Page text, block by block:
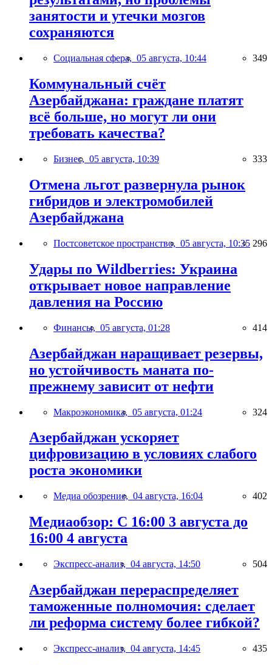
занятости и утечки мозгов
сохраняются
Социальная сфера, 05 августа, 10:44 349
Коммунальный счёт
Азербайджана: граждане платят
всё больше, но могут ли они
требовать качества?
Бизнес, 05 августа, 10:39 333
Отмена льгот развернула рынок
гибридов и электромобилей
Азербайджана
Постсоветское пространство, 05 августа, 10:35 296
Удары по Wildberries: Украина
открывает новое направление
давления на Россию
Финансы, 05 августа, 01:28 414
Азербайджан наращивает резервы,
но устойчивость маната по-
прежнему зависит от нефти
Макроэкономика, 05 августа, 01:24 324
Азербайджан ускоряет
цифровизацию в условиях слабого
роста экономики
Медиа обозрение, 04 августа, 16:04 402
Медиаобзор: С 16:00 3 августа до
16:00 4 августа
Экспресс-анализ, 04 августа, 14:50 504
Азербайджан перераспределяет
таможенные полномочия: сделает
ли реформа систему более гибкой?
Экспресс-анализ, 04 августа, 14:45 435